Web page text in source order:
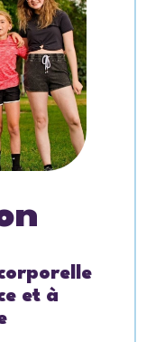
et à